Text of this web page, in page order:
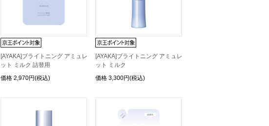
[AYAKA]ブライトニング アミュレ
ット ミルク 詰替用
価格 2,970円(税込)
[AYAKA]ブライトニング アミュレ
ット ミルク
価格 3,300円(税込)